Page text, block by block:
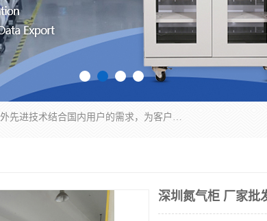
苏州纳冠电子设备有限公司位于苏州市相城区；我司依托国外先进技术结合国内用户的需求，为客户提供具有WMS功能的超低湿快速除湿电子防潮，压缩空气连续干燥柜、智能物料管理氮气储物柜、自制氮氮气柜、防潮氮气组合柜、不锈钢洁净氮气柜、洁净储物柜、石墨舟柜、亮灯导引丝网板存储柜、PCB柔性板气密干燥柜等
深圳氮气柜 厂家批